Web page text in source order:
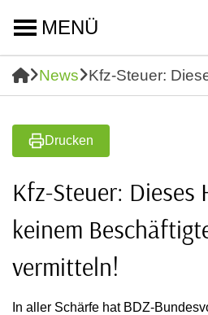
MENÜ
News Kfz-Steuer:
Drucken
Kfz-Steuer: Dieses
keinem
vermitteln!
In aller Schärfe hat BDZ-